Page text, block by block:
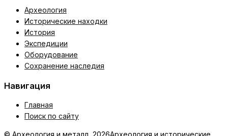
Археология
Исторические находки
История
Экспедиции
Оборудование
Сохранение наследия
Навигация
Главная
Поиск по сайту
© Археология и металл, 2026Археология и исторические